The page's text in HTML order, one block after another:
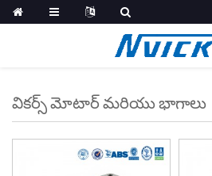
వికర్స్ మోటార్ మరియు భాగాలు